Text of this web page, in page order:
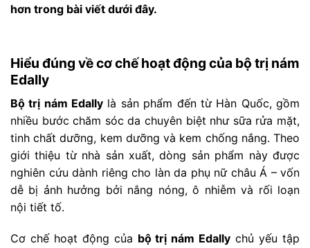
hơn trong bài viết dưới đây.
Hiểu đúng về cơ chế hoạt động của bộ trị nám
Edally
Bộ trị nám Edally là sản phẩm đến từ Hàn Quốc, gồm
nhiều bước chăm sóc da chuyên biệt như sữa rửa mặt,
tinh chất dưỡng, kem dưỡng và kem chống nắng. Theo
giới thiệu từ nhà sản xuất, dòng sản phẩm này được
nghiên cứu dành riêng cho làn da phụ nữ châu Á – vốn
dễ bị ảnh hưởng bởi nắng nóng, ô nhiễm và rối loạn
nội tiết tố.
Cơ chế hoạt động của bộ trị nám Edally chủ yếu tập